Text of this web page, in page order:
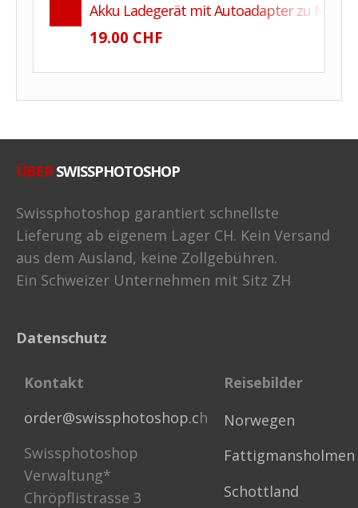
Akku Ladegerät mit Autoadapter zu Nikon
19.00 CHF
ÜBERSWISSPHOTOSHOP
Swissphotoshop garantiert schnellste
Lieferung ab eigenem Lager CH. Kein Versand
aus dem Ausland, keine Zollgebühren.
Ein Schweizer Unternehmen mit Sitz ZH
Datenschutz
Kontakt
Reisebilder
order@swissphotoshop.ch
Swissphotoshop
Verwaltung*
Chröpflistrasse 3
Norwegen
Fattigmansholmen
Schottland